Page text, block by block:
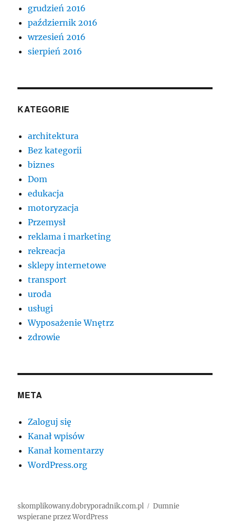
grudzień 2016
październik 2016
wrzesień 2016
sierpień 2016
KATEGORIE
architektura
Bez kategorii
biznes
Dom
edukacja
motoryzacja
Przemysł
reklama i marketing
rekreacja
sklepy internetowe
transport
uroda
usługi
Wyposażenie Wnętrz
zdrowie
META
Zaloguj się
Kanał wpisów
Kanał komentarzy
WordPress.org
skomplikowany.dobryporadnik.com.pl
Dumnie
wspierane przez WordPress